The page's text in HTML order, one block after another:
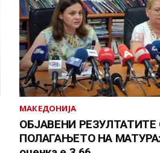
МАКЕДОНИЈА
ОБЈАВЕНИ
ПОЛАГАЊЕТО НА МАТУРА: